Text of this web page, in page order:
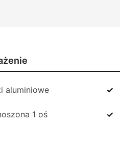
aluminiowe
1 oś